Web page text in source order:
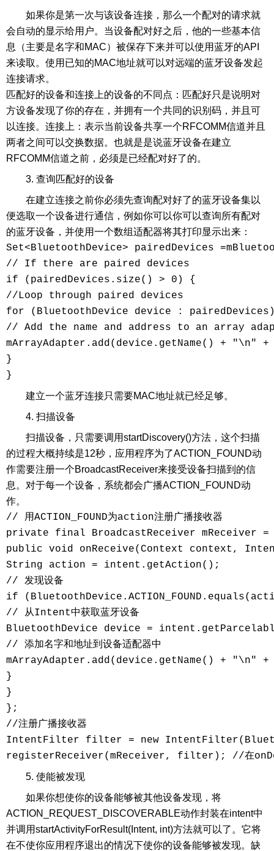
如果你是第一次与该设备连接，那么一个配对的请求就
会自动的显示给用户。当设备配对好之后，他的一些基本信
息（主要是名字和MAC）被保存下来并可以使用蓝牙的API
来读取。使用已知的MAC地址就可以对远端的蓝牙设备发起
连接请求。
匹配好的设备和连接上的设备的不同点：匹配好只是说明对
方设备发现了你的存在，并拥有一个共同的识别码，并且可
以连接。连接上：表示当前设备共享一个RFCOMM信道并且
两者之间可以交换数据。也就是是说蓝牙设备在建立
RFCOMM信道之前，必须是已经配对好了的。
3. 查询匹配好的设备
在建立连接之前你必须先查询配对好了的蓝牙设备集以
便选取一个设备进行通信，例如你可以你可以查询所有配对
的蓝牙设备，并使用一个数组适配器将其打印显示出来：
Set<BluetoothDevice> pairedDevices
// If there are paired devices
if (pairedDevices.size() > 0) {
//Loop through paired devices
for (BluetoothDevice device :
// Add the name and address to an array
mArrayAdapter.add(device.getName() + "\n"
}
}
建立一个蓝牙连接只需要MAC地址就已经足够。
4. 扫描设备
扫描设备，只需要调用startDiscovery()方法，这个扫描
的过程大概持续是12秒，应用程序为了ACTION_FOUND动
作需要注册一个BroadcastReceiver来接受设备扫描到的信
息。对于每一个设备，系统都会广播ACTION_FOUND动
作。
// 用ACTION_FOUND为action注册广播接收器
private final BroadcastReceiver mReceiver =
public void onReceive(Context context,
String action = intent.getAction();
// 发现设备
if
// 从Intent中获取蓝牙设备
BluetoothDevice device =
// 添加名字和地址到设备适配器中
mArrayAdapter.add(device.getName() + "\n"
}
}
};
//注册广播接收器
IntentFilter filter = new
registerReceiver(mReceiver, filter); //在
5. 使能被发现
如果你想使你的设备能够被其他设备发现，将
ACTION_REQUEST_DISCOVERABLE动作封装在intent中
并调用startActivityForResult(Intent, int)方法就可以了。它将
在不使你应用程序退出的情况下使你的设备能够被发现。缺